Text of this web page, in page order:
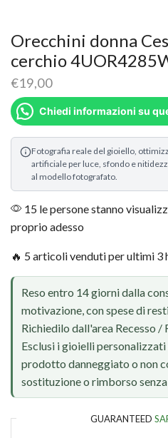
Orecchini donna
cerchio
€19,00
Chiedi informazioni su
Fotografia reale del gioiello,
artificiale per luce, sfondo e
al modello fotografato.
15 le persone stanno
proprio adesso
🔥 5 articoli venduti per ultimi 3
Reso entro 14 giorni dalla
motivazione, con spese di
Richiedilo dall'area Recesso /
Esclusi i gioielli personalizzati
prodotto danneggiato o non
sostituzione o rimborso
GUARANTEED